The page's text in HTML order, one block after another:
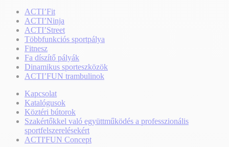
ACTI’Fit
ACTI’Ninja
ACTI’Street
Többfunkciós sportpálya
Fitnesz
Fa díszítő pályák
Dinamikus sporteszközök
ACTI’FUN trambulinok
Kapcsolat
Katalógusok
Köztéri bútorok
Szakértőkkel való együttműködés a professzionális
sportfelszerelésekért
ACTI'FUN Concept